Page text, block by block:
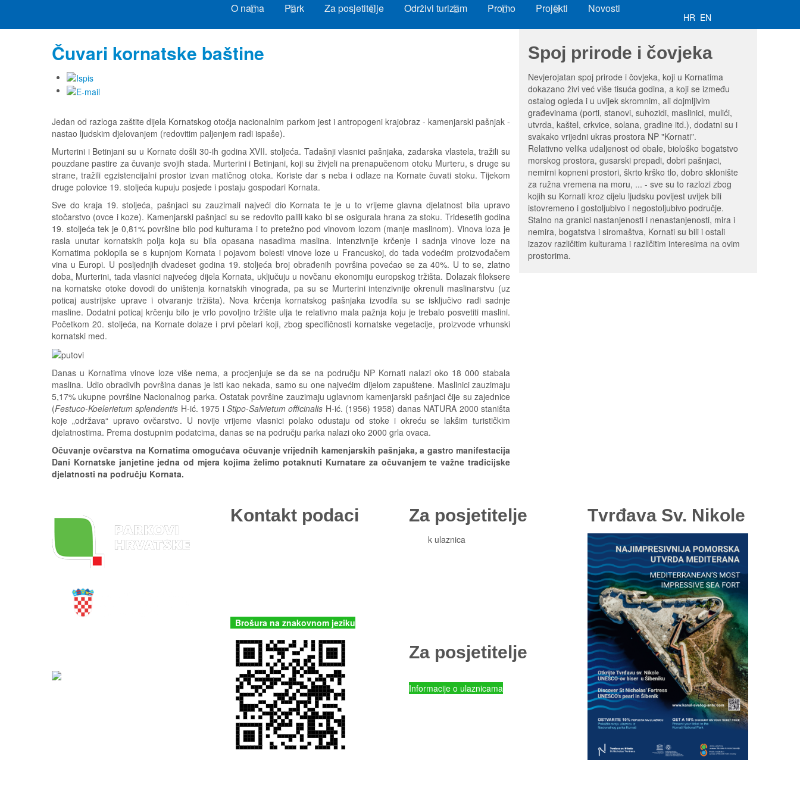
O nama Park Za posjetitelje Održivi turizam Promo Projekti Novosti
HR EN
Čuvari kornatske baštine
Jedan od razloga zaštite dijela Kornatskog otočja nacionalnim parkom jest i antropogeni krajobraz - kamenjarski pašnjak -
nastao ljudskim djelovanjem (redovitim paljenjem radi ispaše).
Murterini i Betinjani su u Kornate došli 30-ih godina XVII. stoljeća. Tadašnji vlasnici pašnjaka, zadarska vlastela, tražili su
pouzdane pastire za čuvanje svojih stada. Murterini i Betinjani, koji su živjeli na prenapučenom otoku Murteru, s druge su
strane, tražili egzistencijalni prostor izvan matičnog otoka. Koriste dar s neba i odlaze na Kornate čuvati stoku. Tijekom
druge polovice 19. stoljeća kupuju posjede i postaju gospodari Kornata.
Sve do kraja 19. stoljeća, pašnjaci su zauzimali najveći dio Kornata te je u to vrijeme glavna djelatnost bila upravo
stočarstvo (ovce i koze). Kamenjarski pašnjaci su se redovito palili kako bi se osigurala hrana za stoku. Tridesetih godina
19. stoljeća tek je 0,81% površine bilo pod kulturama i to pretežno pod vinovom lozom (manje maslinom). Vinova loza je
rasla unutar kornatskih polja koja su bila opasana nasadima maslina. Intenzivnije krčenje i sadnja vinove loze na
Kornatima poklopila se s kupnjom Kornata i pojavom bolesti vinove loze u Francuskoj, do tada vodećim proizvođačem
vina u Europi. U posljednjih dvadeset godina 19. stoljeća broj obrađenih površina povećao se za 40%. U to se, zlatno
doba, Murterini, tada vlasnici najvećeg dijela Kornata, uključuju u novčanu ekonomiju europskog tržišta. Dolazak filoksere
na kornatske otoke dovodi do uništenja kornatskih vinograda, pa su se Murterini intenzivnije okrenuli maslinarstvu (uz
poticaj austrijske uprave i otvaranje tržišta). Nova krčenja kornatskog pašnjaka izvodila su se isključivo radi sadnje
masline. Dodatni poticaj krčenju bilo je vrlo povoljno tržište ulja te relativno mala pažnja koju je trebalo posvetiti maslini.
Početkom 20. stoljeća, na Kornate dolaze i prvi pčelari koji, zbog specifičnosti kornatske vegetacije, proizvode vrhunski
kornatski med.
Danas u Kornatima vinove loze više nema, a procjenjuje se da se na području NP Kornati nalazi oko 18 000 stabala
maslina. Udio obradivih površina danas je isti kao nekada, samo su one najvećim dijelom zapuštene. Maslinici zauzimaju
5,17% ukupne površine Nacionalnog parka. Ostatak površine zauzimaju uglavnom kamenjarski pašnjaci čije su zajednice
(Festuco-Koelerietum splendentis H-ić. 1975 i Stipo-Salvietum officinalis H-ić. (1956) 1958) danas NATURA 2000 staništa
koje „održava“ upravo ovčarstvo. U novije vrijeme vlasnici polako odustaju od stoke i okreću se lakšim turističkim
djelatnostima. Prema dostupnim podatcima, danas se na području parka nalazi oko 2000 grla ovaca.
Očuvanje ovčarstva na Kornatima omogućava očuvanje vrijednih kamenjarskih pašnjaka, a gastro manifestacija
Dani Kornatske janjetine jedna od mjera kojima želimo potaknuti Kurnatare za očuvanjem te važne tradicijske
djelatnosti na području Kornata.
Spoj prirode i čovjeka
Nevjerojatan spoj prirode i čovjeka, koji u Kornatima
dokazano živi već više tisuća godina, a koji se između
ostalog ogleda i u uvijek skromnim, ali dojmljivim
građevinama (porti, stanovi, suhozidi, maslinici, mulići,
utvrda, kaštel, crkvice, solana, gradine itd.), dodatni su i
svakako vrijedni ukras prostora NP "Kornati".
Relativno velika udaljenost od obale, biološko bogatstvo
morskog prostora, gusarski prepadi, dobri pašnjaci,
nemirni kopneni prostori, škrto krško tlo, dobro sklonište
za ružna vremena na moru, ... - sve su to razlozi zbog
kojih su Kornati kroz cijelu ljudsku povijest uvijek bili
istovremeno i gostoljubivo i negostoljubivo područje.
Stalno na granici nastanjenosti i nenastanjenosti, mira i
nemira, bogatstva i siromaštva, Kornati su bili i ostali
izazov različitim kulturama i različitim interesima na ovim
prostorima.
Kontakt podaci
Brošura na znakovnom jeziku
Za posjetitelje
k ulaznica
Za posjetitelje
Informacije o ulaznicama
Tvrđava Sv. Nikole